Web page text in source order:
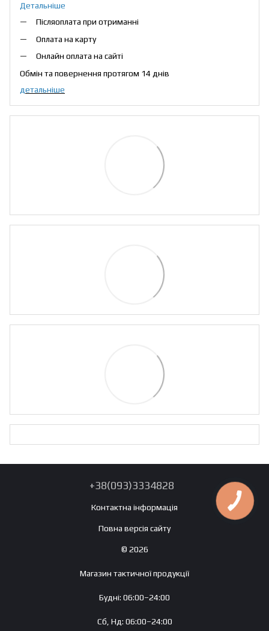
Детальніше
Післяоплата при отриманні
Оплата на карту
Онлайн оплата на сайті
Обмін та повернення протягом 14 днів
детальніше
+38(093)3334828
Контактна інформація
Повна версія сайту
© 2026
Магазин тактичної продукції
Будні: 06:00–24:00
Сб, Нд: 06:00–24:00